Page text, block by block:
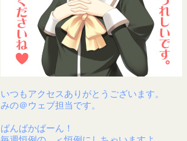
いつもアクセスありがとうございます。
みの＠ウェブ担当です。
ぱんぱかぱーん！